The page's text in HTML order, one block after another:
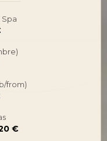
Spa
from)
€